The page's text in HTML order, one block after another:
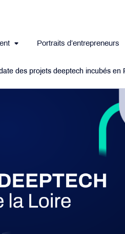
Portraits d’entrepreneurs
des projets deeptech incubés en